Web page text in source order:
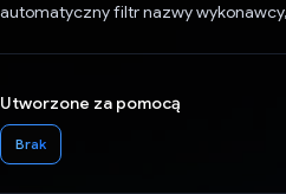
automatyczny filtr nazwy
Utworzone za pomocą
Brak